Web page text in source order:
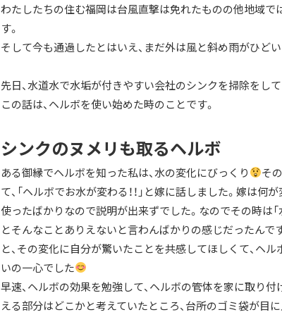
わたしたちの住む福岡は台風直撃は免れたものの他地域
す。
そして今も通過したとはいえ、まだ外は風と斜め雨がひど
先日、水道水で水垢が付きやすい会社のシンクを掃除をし
この話は、ヘルボを使い始めた時のことです。
シンクのヌメリも取るヘルボ
ある御縁でヘルボを知った私は、水の変化にびっくり
そ
て、「ヘルボでお水が変わる！！」と嫁に話しました。嫁は
使ったばかりなので説明が出来ずでした。なのでその時は「
とそんなことありえないと言わんばかりの感じだったんで
と、その変化に自分が驚いたことを共感してほしくて、ヘ
いの一心でした
早速、ヘルボの効果を勉強して、ヘルボの管体を家に取り
える部分はどこかと考えていたところ、台所のゴミ袋が目に